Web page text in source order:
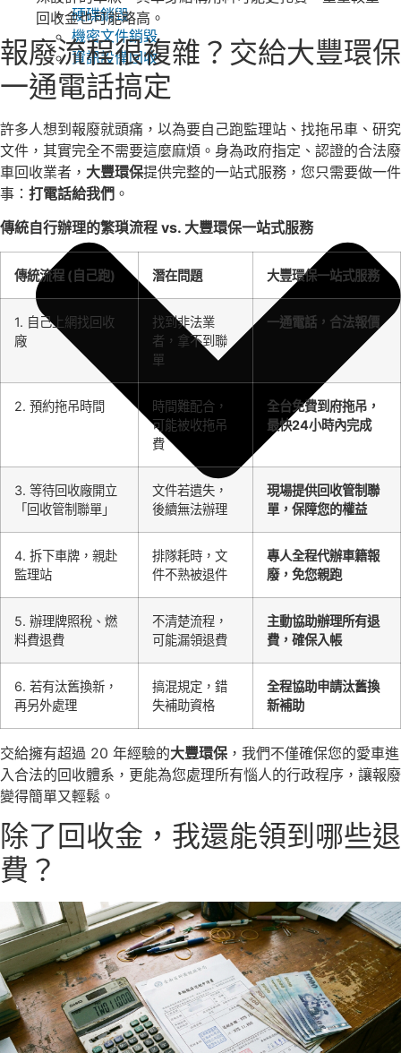
硬碟銷毀
機密文件銷毀
資訊設備回收
回收金也可能略高。
報廢流程很複雜？交給大豐環保
一通電話搞定
許多人想到報廢就頭痛，以為要自己跑監理站、找拖吊車、研究
文件，其實完全不需要這麼麻煩。身為政府指定、認證的合法廢
車回收業者， 大豐環保提供完整的一站式服務，您只需要做一件
事： 打電話給我們 。
傳統自行辦理的繁瑣流程 vs. 大豐環保一站式服務
傳統流程 (自己跑) 潛在問題 大豐環保一站式服務
1. 自己上網找回收
廠
找到非法業
者，拿不到聯
單
一通電話，合法報價
2. 預約拖吊時間
時間難配合，
可能被收拖吊
費
全台免費到府拖吊，
最快24小時內完成
3. 等待回收廠開立
「回收管制聯單」
文件若遺失，
後續無法辦理
現場提供回收管制聯
單，保障您的權益
4. 拆下車牌，親赴
監理站
排隊耗時，文
件不熟被退件
專人全程代辦車籍報
廢，免您親跑
5. 辦理牌照稅、燃
料費退費
不清楚流程，
可能漏領退費
主動協助辦理所有退
費，確保入帳
6. 若有汰舊換新，
再另外處理
搞混規定，錯
失補助資格
全程協助申請汰舊換
新補助
交給擁有超過 20 年經驗的大豐環保 ，我們不僅確保您的愛車進
入合法的回收體系，更能為您處理所有惱人的行政程序，讓報廢
變得簡單又輕鬆。
除了回收金，我還能領到哪些退
費？